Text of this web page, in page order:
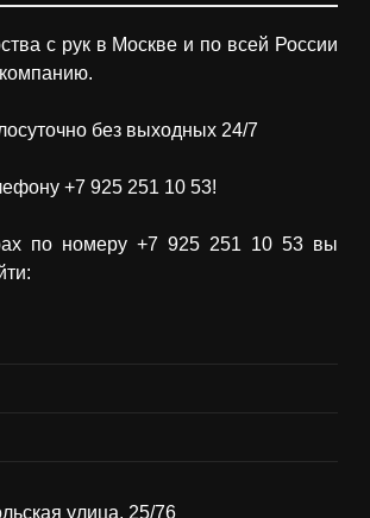
с рук в Москве и по всей России
без выходных 24/7
+7 925 251 10 53!
по номеру +7 925 251 10 53 вы
улица, 25/76